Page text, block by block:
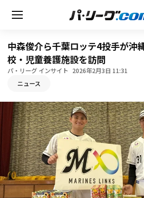
無料アカウント登録
HOME
動画
日程・結果
順位表･成績
中森俊介ら千葉ロッテ4投手が沖
校・児童養護施設を訪問
パ・リーグ インサイト 2026年2月3日 11:31
ニュース